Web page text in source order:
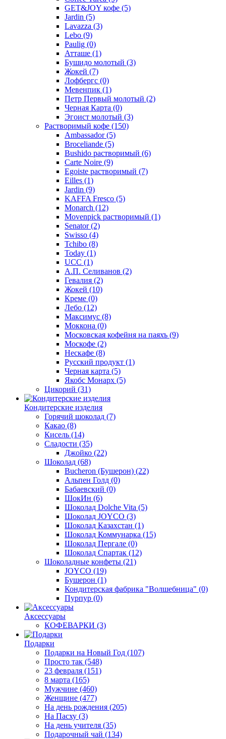
GET&JOY кофе (5)
Jardin (5)
Lavazza (3)
Lebo (9)
Paulig (0)
Атташе (1)
Бушидо молотый (3)
Жокей (7)
Лофбергс (0)
Мевенпик (1)
Петр Первый молотый (2)
Черная Карта (0)
Эгоист молотый (3)
Растворимый кофе (150)
Ambassador(5)
Broceliande (5)
Bushido растворимый (6)
Carte Noire (9)
Egoiste растворимый (7)
Eilles (1)
Jardin (9)
KAFFA Fresco (5)
Monarch (12)
Movenpick растворимый (1)
Senator(2)
Swisso (4)
Tchibo (8)
Today (1)
UCC (1)
А.П. Селиванов (2)
Гевалия (2)
Жокей (10)
Креме (0)
Лебо (12)
Максимус (8)
Моккона (0)
Московская кофейня на паяхъ (9)
Москофе (2)
Нескафе (8)
Русский продукт (1)
Черная карта (5)
Якобс Монарх (5)
Цикорий (31)
Кондитерские изделия
Горячий шоколад (7)
Какао (8)
Кисель (14)
Сладости (35)
Джойко (22)
Шоколад (68)
Bucheron (Бушерон) (22)
Альпен Голд (0)
Бабаевский (0)
ШокИн (6)
Шоколад Dolche Vita (5)
Шоколад JOYCO (3)
Шоколад Казахстан (1)
Шоколад Коммунарка (15)
Шоколад Пергале (0)
Шоколад Спартак (12)
Шоколадные конфеты (21)
JOYCO (19)
Бушерон (1)
Кондитерская фабрика "Волшебница" (0)
Пурпур (0)
Аксессуары
КОФЕВАРКИ (3)
Подарки
Подарки на Новый Год (107)
Просто так (548)
23 февраля (151)
8 марта (165)
Мужчине (460)
Женщине (477)
На день рождения (205)
На Пасху (3)
На день учителя (35)
Подарочный чай (134)